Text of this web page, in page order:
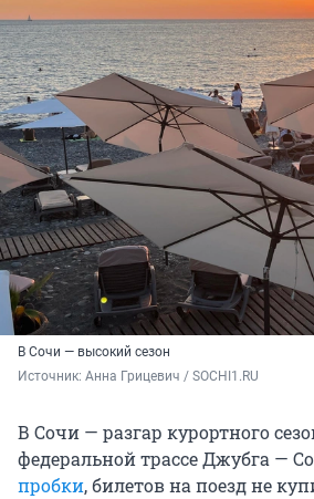
В Сочи — высокий сезон
Источник: Анна Грицевич / SOCHI1.RU
В Сочи — разгар курортного
федеральной трассе Джубга —
пробки, билетов на поезд не